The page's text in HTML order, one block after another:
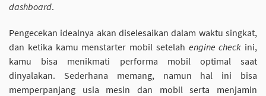
dashboard.
Pengecekan idealnya akan diselesaikan dalam waktu singkat,
dan ketika kamu menstarter mobil setelah engine check ini,
kamu bisa menikmati performa mobil optimal saat
dinyalakan. Sederhana memang, namun hal ini bisa
memperpanjang usia mesin dan mobil serta menjamin